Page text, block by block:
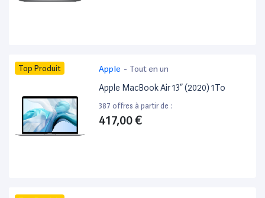
Top Produit Apple - Tout en un
Apple MacBook Air 13” (2020) 1To
387 offres à partir de :
417,00 €